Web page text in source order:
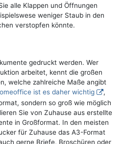
alle Klappen und Öffnungen
weniger Staub in den
verstopfen könnte.
gedruckt werden. Wer
arbeitet, kennt die großen
welche zahlreiche Maße angibt
ist es daher wichtig
,
sondern so groß wie möglich
Sie von Zuhause aus erstellte
in Großformat. In den meisten
für Zuhause das A3-Format
gerne Briefe, Broschüren oder